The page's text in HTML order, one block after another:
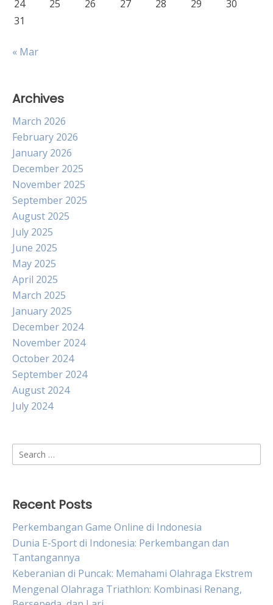
24 25 26 27 28 29
30
31
« Mar
Archives
March 2026
February 2026
January 2026
December 2025
November 2025
September 2025
August 2025
July 2025
June 2025
May 2025
April 2025
March 2025
January 2025
December 2024
November 2024
October 2024
September 2024
August 2024
July 2024
Search
for:
Recent Posts
Perkembangan Game Online di Indonesia
Dunia E-Sport di Indonesia: Perkembangan dan
Tantangannya
Keberanian di Puncak: Memahami Olahraga Ekstrem
Mengenal Olahraga Triathlon: Kombinasi Renang,